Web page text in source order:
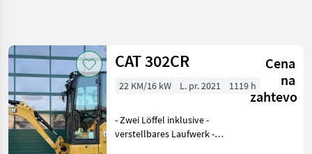
CAT 302CR
Cena
na
zahtevo
22 KM/16 kW L. pr. 2021 1119 h
- Zwei Löffel inklusive -
verstellbares Laufwerk -